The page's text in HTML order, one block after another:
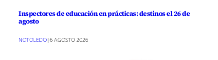
Inspectores de educación en prácticas: destinos el 26 de
agosto
NOTOLEDO|6 AGOSTO 2026